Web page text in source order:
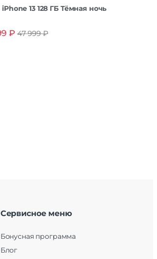
13 128 ГБ Тёмная ночь
₽ 47 999₽
Сервисное меню
Бонусная программа
Блог